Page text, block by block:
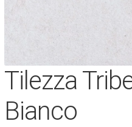
Tilezza
Bianco